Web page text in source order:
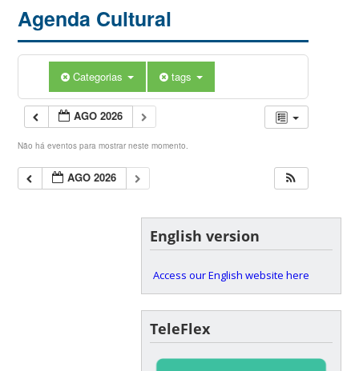
Agenda Cultural
Categorias tags
AGO 2026
Não há eventos para mostrar neste momento.
AGO 2026
English version
Access our English website here
TeleFlex